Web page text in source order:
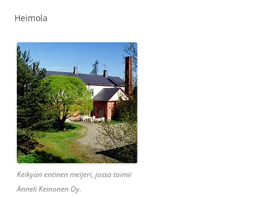
Heimola
Keikyän entinen meijeri, jossa toimii
Anneli Keinonen Oy.